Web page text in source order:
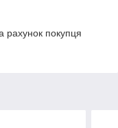
рахунок покупця